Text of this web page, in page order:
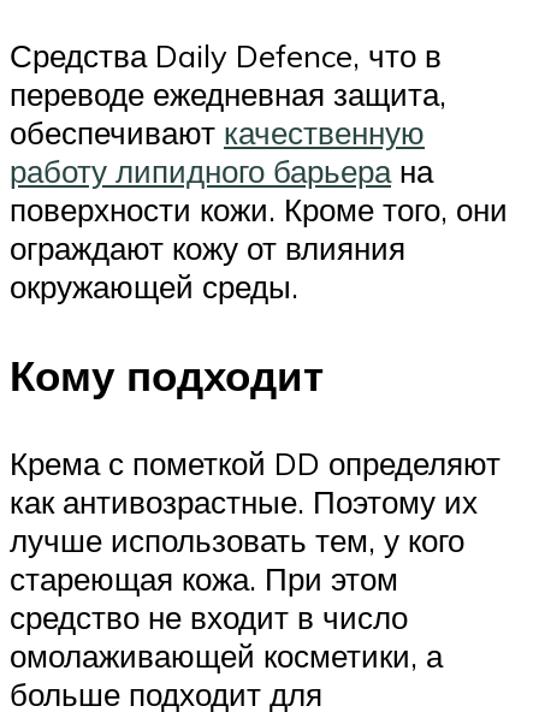
Средства Daily Defence, что в
переводе ежедневная защита,
обеспечивают качественную
работу липидного барьерана
поверхности кожи. Кроме того, они
ограждают кожу от влияния
окружающей среды.
Кому подходит
Крема с пометкой DD определяют
как антивозрастные. Поэтому их
лучше использовать тем, у кого
стареющая кожа. При этом
средство не входит в число
омолаживающей косметики, а
больше подходит для